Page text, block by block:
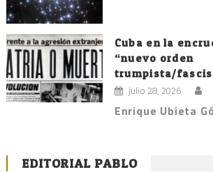
Cuba en la
“nuevo orden
trumpista/
julio 28, 2026
Enrique Ubieta
EDITORIAL PABLO